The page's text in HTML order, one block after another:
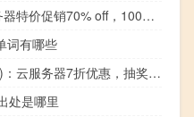
Jtti：香港服务器特价促销70% off，100M带宽@不限流量，$ 99.3/月，免费20G DDoS防御
词有哪些
DogYun(狗云)：云服务器7折优惠，抽奖送余额/5折优惠码等，香港/日/韩/美等十多个机房可选
处是哪里